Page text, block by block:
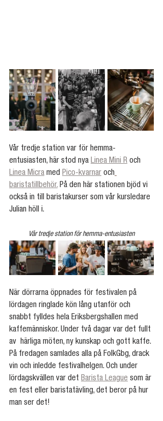
Vår tredje station var för hemma-
entusiasten, här stod nya Linea Mini R och
Linea Micra med Pico-kvarnar och
baristatillbehör. På den här stationen bjöd vi
också in till baristakurser som vår kursledare
Julian höll i.
Vår tredje station för hemma-entusiasten
När dörrarna öppnades för festivalen på
lördagen ringlade kön lång utanför och
snabbt fylldes hela Eriksbergshallen med
kaffemänniskor. Under två dagar var det fullt
av  härliga möten, ny kunskap och gott kaffe.
På fredagen samlades alla på FolkGbg, drack
vin och inledde festivalhelgen. Och under
lördagskvällen var det Barista League som är
en fest eller baristatävling, det beror på hur
man ser det!